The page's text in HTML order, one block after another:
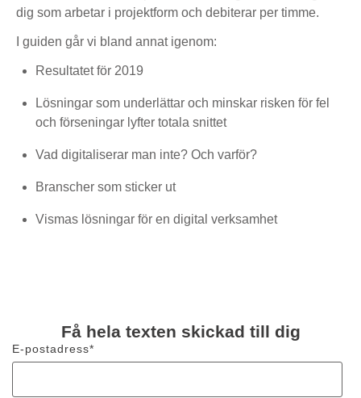
dig som arbetar i projektform och debiterar per timme.
I guiden går vi bland annat igenom:
Resultatet för 2019
Lösningar som underlättar och minskar risken för fel
och förseningar lyfter totala snittet
Vad digitaliserar man inte? Och varför?
Branscher som sticker ut
Vismas lösningar för en digital verksamhet
Få hela texten skickad till dig
E-postadress*